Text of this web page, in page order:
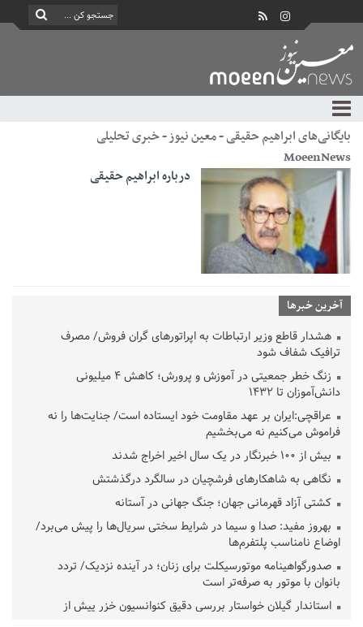
بایگانی‌های ابراهیم حقیقی - معین نیوز - خبری تحلیلی
MoeenNews
درباره ابراهیم حقیقی
آخرین خبرها
هشدار قاطع وزیر ارتباطات به اپراتورهای گران فروش/ مصرف
ترافیک شفاف شود
زنگ خطر جمعیتی در آموزش و پرورش؛ کاهش ۴ میلیونی
دانش‌آموزان تا ۱۴۳۲
عراقچی:ایران بر عهد مقاومت خود ایستاده است/ جنایت‌ها را نه
فراموش می‌کنیم نه می‌بخشیم
بیش از ۱۰۰ خبرنگار در یک سال اخیر اخراج شدند
نگاهی به شاهکارهای فرشچیان در سالگرد درگذشتش
کشتی آزاد قهرمانی جهان؛ جنگ جهانی در آستانه
بهروز مفید: صدا و سیما در شرایط سختی سریال‌ها را پیش می‌برد/
اوضاع نامناسب پلتفرم‌ها
صدورگواهینامه موتورسیکلت برای زنان؛ در آینده نزدیک/ تردد
بانوان با موتور به‌ صرفه‌تر است
استاندار گیلان خواستار بررسی دقیق کنوانسیون خزر پیش از